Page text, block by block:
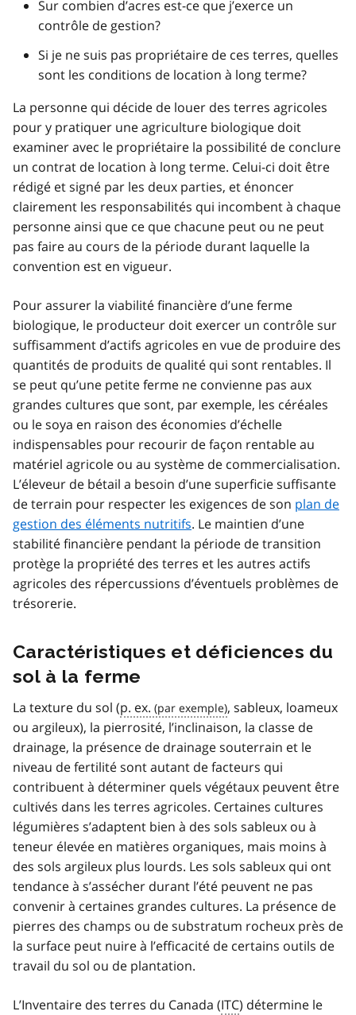
Sur combien d’acres est-ce que j’exerce un
contrôle de gestion?
Si je ne suis pas propriétaire de ces terres, quelles
sont les conditions de location à long terme?
La personne qui décide de louer des terres agricoles
pour y pratiquer une agriculture biologique doit
examiner avec le propriétaire la possibilité de conclure
un contrat de location à long terme. Celui-ci doit être
rédigé et signé par les deux parties, et énoncer
clairement les responsabilités qui incombent à chaque
personne ainsi que ce que chacune peut ou ne peut
pas faire au cours de la période durant laquelle la
convention est en vigueur.
Pour assurer la viabilité financière d’une ferme
biologique, le producteur doit exercer un contrôle sur
suffisamment d’actifs agricoles en vue de produire des
quantités de produits de qualité qui sont rentables. Il
se peut qu’une petite ferme ne convienne pas aux
grandes cultures que sont, par exemple, les céréales
ou le soya en raison des économies d’échelle
indispensables pour recourir de façon rentable au
matériel agricole ou au système de commercialisation.
L’éleveur de bétail a besoin d’une superficie suffisante
de terrain pour respecter les exigences de son plan de
gestion des éléments nutritifs. Le maintien d’une
stabilité financière pendant la période de transition
protège la propriété des terres et les autres actifs
agricoles des répercussions d’éventuels problèmes de
trésorerie.
Caractéristiques et déficiences du
sol à la ferme
La texture du sol (p. ex.
, sableux, loameux
ou argileux), la pierrosité, l’inclinaison, la classe de
drainage, la présence de drainage souterrain et le
niveau de fertilité sont autant de facteurs qui
contribuent à déterminer quels végétaux peuvent être
cultivés dans les terres agricoles. Certaines cultures
légumières s’adaptent bien à des sols sableux ou à
teneur élevée en matières organiques, mais moins à
des sols argileux plus lourds. Les sols sableux qui ont
tendance à s’assécher durant l’été peuvent ne pas
convenir à certaines grandes cultures. La présence de
pierres des champs ou de substratum rocheux près de
la surface peut nuire à l’efficacité de certains outils de
travail du sol ou de plantation.
L’Inventaire des terres du Canada (ITC) détermine le